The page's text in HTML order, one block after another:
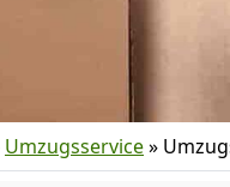
Umzugsservice»